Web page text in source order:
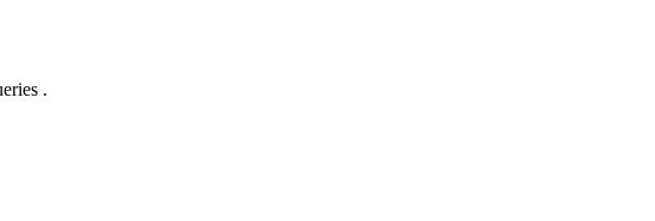
.